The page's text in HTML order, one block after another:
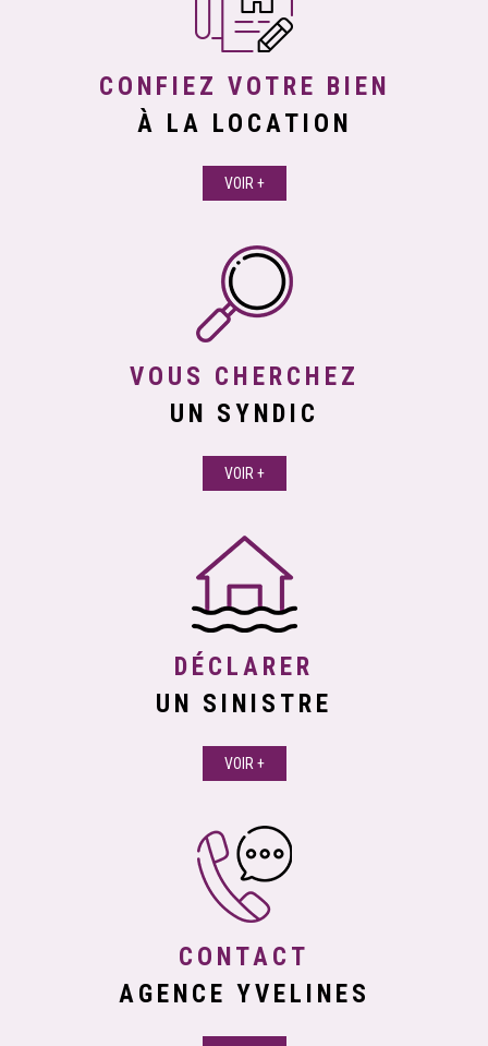
CONFIEZ VOTRE BIEN
À LA LOCATION
VOIR +
VOUS CHERCHEZ
UN SYNDIC
VOIR +
DÉCLARER
UN SINISTRE
VOIR +
CONTACT
AGENCE YVELINES